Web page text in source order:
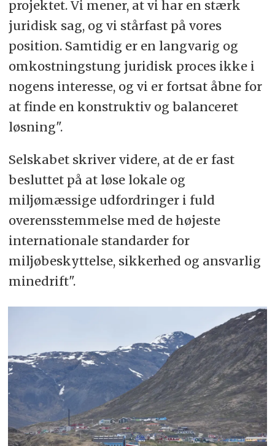
projektet. Vi mener, at vi har en stærk
juridisk sag, og vi stårfast på vores
position. Samtidig er en langvarig og
omkostningstung juridisk proces ikke i
nogens interesse, og vi er fortsat åbne for
at finde en konstruktiv og balanceret
løsning".
Selskabet skriver videre, at de er fast
besluttet på at løse lokale og
miljømæssige udfordringer i fuld
overensstemmelse med de højeste
internationale standarder for
miljøbeskyttelse, sikkerhed og ansvarlig
minedrift".